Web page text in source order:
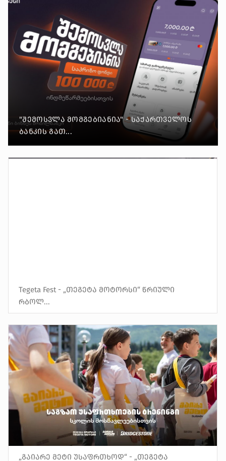
"ᲨᲔᲛᲝᲡᲕᲚᲐ ᲛᲝᲛᲒᲔᲑᲘᲐᲜᲘᲐ" - ᲡᲐ...
"შემოსვლა მომგებიანია" - საქართველოს
ბანკის გათ...
Tegeta Fest - „თეგეტა მოტორსი“ წრიული
რბოლ...
„გაიარე მეტი უსაფრთხოდ“ - „თეგეტა